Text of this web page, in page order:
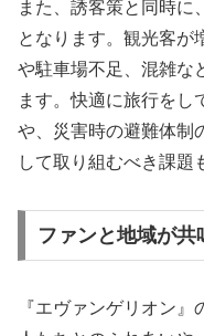
また、誘客策と同時に
となります。観光客が
や駐車場不足、混雑な
ます。快適に旅行をし
や、災害時の避難体制
して取り組むべき課題
ファンと地域が
『エヴァンゲリオン